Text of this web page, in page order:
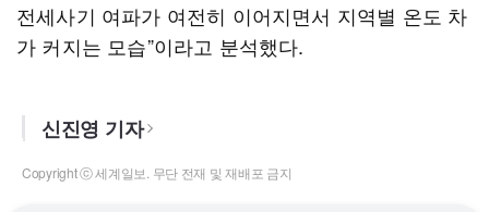
전세사기 여파가 여전히 이어지면서 지역별 온도 차
가 커지는 모습”이라고 분석했다.
신진영 기자
Copyright ⓒ 세계일보. 무단 전재 및 재배포 금지